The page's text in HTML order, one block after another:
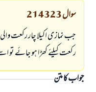
سوال214323
جب نمازی اکیلا چار رکعت والی
رکعت کیلئے کھڑا ہو جائے تو
جواب کا متن